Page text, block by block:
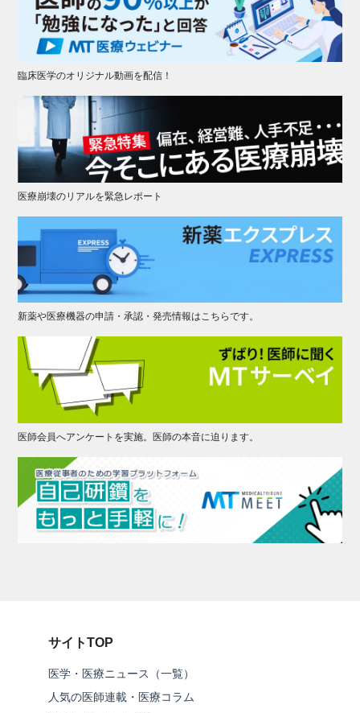
臨床医学のオリジナル動画を配信！
医療崩壊のリアルを緊急レポート
新薬や医療機器の申請・承認・発売情報はこちらです。
医師会員へアンケートを実施。医師の本音に迫ります。
サイトTOP
医学・医療ニュース（一覧）
人気の医師連載・医療コラム